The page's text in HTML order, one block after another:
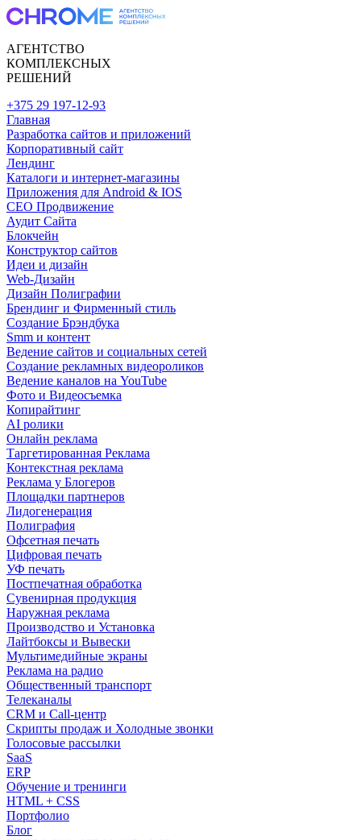
АГЕНТСТВО
КОМПЛЕКСНЫХ
РЕШЕНИЙ
+375 29 197-12-93
Главная
Разработка сайтов и приложений
Корпоративный сайт
Лендинг
Каталоги и интернет-магазины
Приложения для Android & IOS
CEO Продвижение
Аудит Сайта
Блокчейн
Конструктор сайтов
Идеи и дизайн
Web-Дизайн
Дизайн Полиграфии
Брендинг и Фирменный стиль
Создание Брэндбука
Smm и контент
Ведение сайтов и социальных сетей
Создание рекламных видеороликов
Ведение каналов на YouTube
Фото и Видеосъемка
Копирайтинг
AI ролики
Онлайн реклама
Таргетированная Реклама
Контекстная реклама
Реклама у Блогеров
Площадки партнеров
Лидогенерация
Полиграфия
Офсетная печать
Цифровая печать
УФ печать
Постпечатная обработка
Сувенирная продукция
Наружная реклама
Производство и Установка
Лайтбоксы и Вывески
Мультимедийные экраны
Реклама на радио
Общественный транспорт
Телеканалы
CRM и Call-центр
Скрипты продаж и Холодные звонки
Голосовые рассылки
SaaS
ERP
Обучение и тренинги
HTML + CSS
Портфолио
Блог